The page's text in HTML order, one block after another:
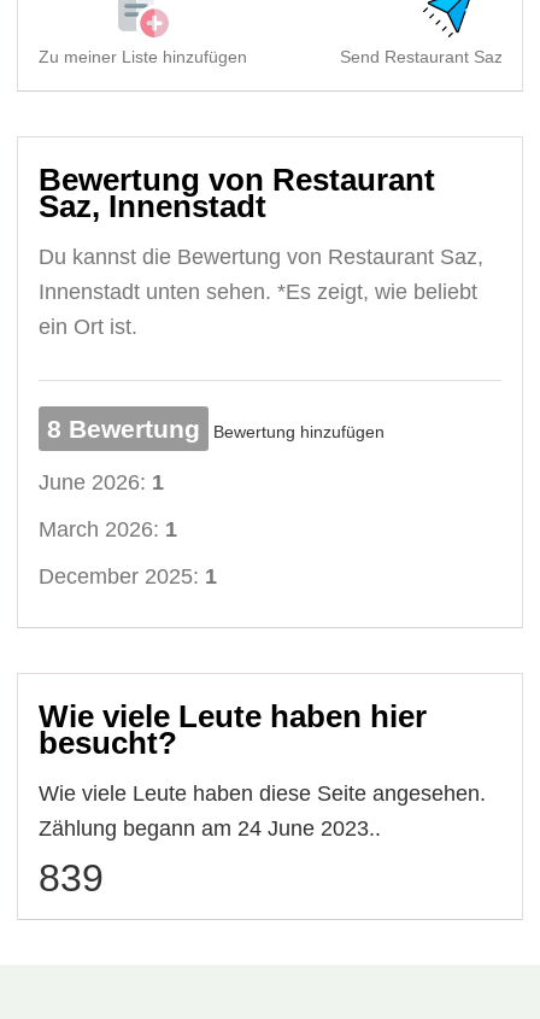
Zu meiner Liste hinzufügen Send Restaurant Saz,
Bewertung von Restaurant
Saz, Innenstadt
Du kannst die Bewertung von Restaurant Saz,
Innenstadt unten sehen. *Es zeigt, wie beliebt
ein Ort ist.
8 Bewertung Bewertung hinzufügen
June 2026: 1
March 2026: 1
December 2025: 1
Wie viele Leute haben hier
besucht?
Wie viele Leute haben diese Seite angesehen.
Zählung begann am 24 June 2023..
839